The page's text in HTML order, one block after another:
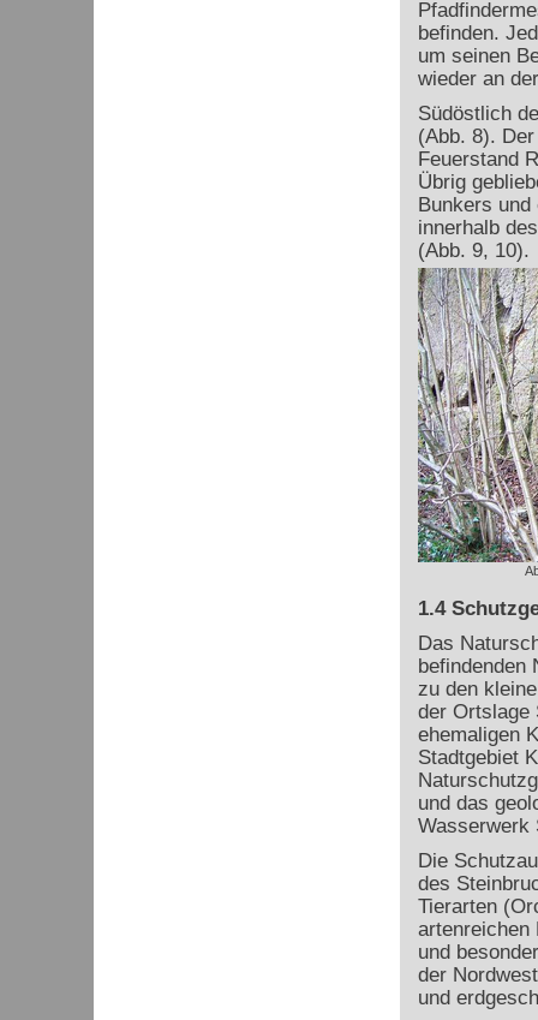
befinden.
um seinen
wieder an
Südöstlich
(Abb. 8).
Feuerstand
Übrig
Bunkers und
innerhalb
(Abb. 9, 10).
1.4
Das
befindenden
zu den
der Ortslage
ehemaligen
Stadtgebiet
und das
Die
des
Tierarten
artenreichen
und
der
und